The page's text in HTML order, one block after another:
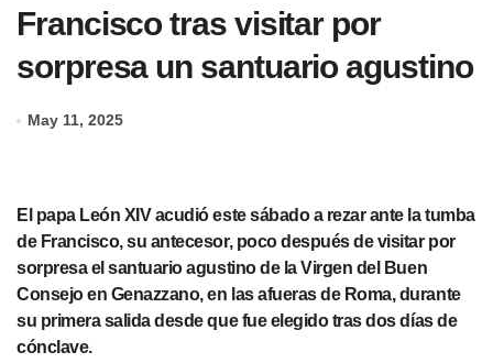
Francisco tras visitar por
sorpresa un santuario agustino
May 11, 2025
El papa León XIV acudió este sábado a rezar ante la tumba
de Francisco, su antecesor, poco después de visitar por
sorpresa el santuario agustino de la Virgen del Buen
Consejo en Genazzano, en las afueras de Roma, durante
su primera salida desde que fue elegido tras dos días de
cónclave.